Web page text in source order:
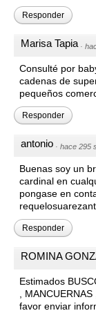
Responder
Marisa Tapia ·
Consulté por
cadenas de
pequeños
Responder
antonio · hace 295
Buenas soy un
cardinal en
pongase en
Responder
ROMINA
Estimados
,
favor enviar